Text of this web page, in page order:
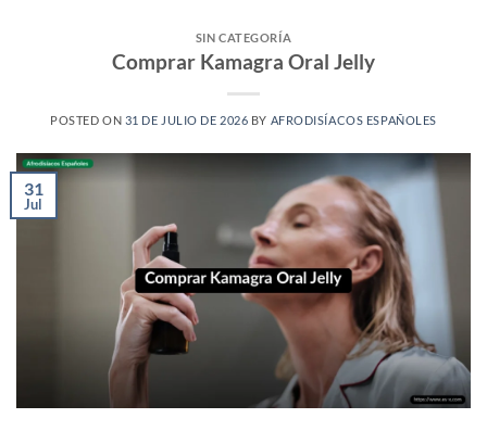
SIN CATEGORÍA
Comprar Kamagra Oral Jelly
POSTED ON 31 DE JULIO DE 2026 BY AFRODISÍACOS ESPAÑOLES
31
Jul